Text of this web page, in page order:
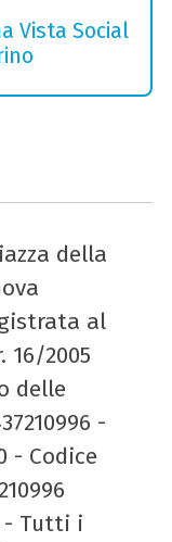
Vista Social
della
al
16/2005
delle
-
- Codice
- Tutti i